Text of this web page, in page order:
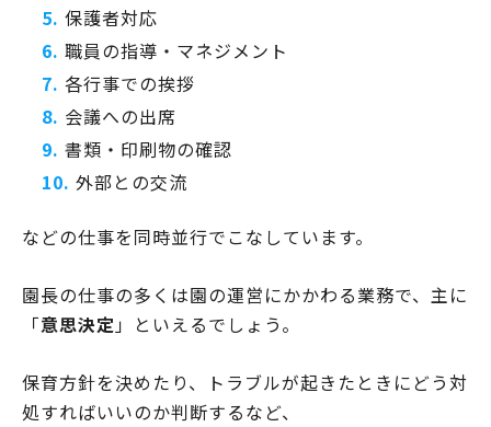
保護者対応
職員の指導・マネジメント
各行事での挨拶
会議への出席
書類・印刷物の確認
外部との交流
などの仕事を同時並行でこなしています。
園長の仕事の多くは園の運営にかかわる業務で、主に
「意思決定」といえるでしょう。
保育方針を決めたり、トラブルが起きたときにどう対
処すればいいのか判断するなど、